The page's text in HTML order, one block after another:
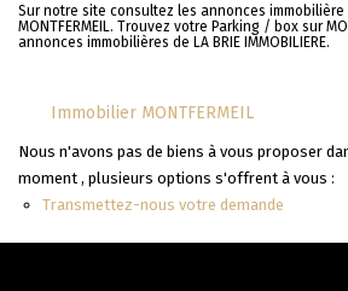
Le Mandat
Nos Biens Vendus
Apporteurs
LOUER
Sur notre site consultez les annonces
MONTFERMEIL. Trouvez votre Parking / box sur
annonces immobilières de LA BRIE IMMOBILIERE.
Immobilier MONTFERMEIL
Nous n'avons pas de biens à vous proposer
moment , plusieurs options s'offrent à vous :
Transmettez-nous votre demande